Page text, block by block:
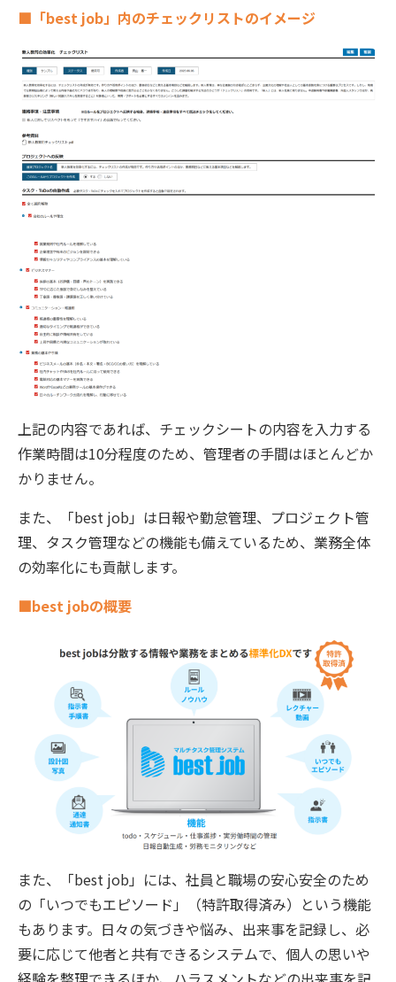
■「best job」内のチェックリストのイメージ
上記の内容であれば、チェックシートの内容を入力する
作業時間は10分程度のため、管理者の手間はほとんどか
かりません。
また、「best job」は日報や勤怠管理、プロジェクト管
理、タスク管理などの機能も備えているため、業務全体
の効率化にも貢献します。
■best jobの概要
また、「best job」には、社員と職場の安心安全のため
の「いつでもエピソード」（特許取得済み）という機能
もあります。日々の気づきや悩み、出来事を記録し、必
要に応じて他者と共有できるシステムで、個人の思いや